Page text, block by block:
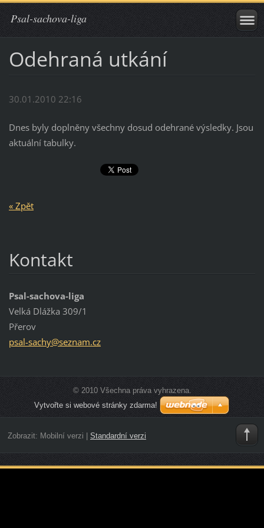
Psal-sachova-liga
Odehraná utkání
30.01.2010 22:16
Dnes byly doplněny všechny dosud odehrané výsledky. Jsou
aktuální tabulky.
« Zpět
Kontakt
Psal-sachova-liga
Velká Dlážka 309/1
Přerov
psal-sachy@seznam.cz
© 2010 Všechna práva vyhrazena.
Vytvořte si webové stránky zdarma!
Zobrazit: Mobilní verzi Standardní verzi